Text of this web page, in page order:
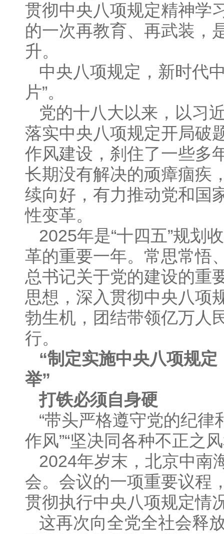
贯彻中央八项规定精神学
的一次再教育、再武装，
升。
中央八项规定，新时代
片”。
党的十八大以来，以习
落实中央八项规定开局破
作风建设，刹住了一些多
长期没有解决的顽瘴痼疾
续向好，有力推动党和国
性变革。
2025年是“十四五”规划
革的重要一年。常思常悟
总书记关于党的建设的重
思想，深入贯彻中央八项
勃生机，团结带领亿万人
行。
“制定实施中央八项规
举”
打铁必须自身硬
“带头严格遵守党的纪
作风”“坚决同各种不正之
2024年岁末，北京中南
会。会议的一项重要议程
贯彻执行中央八项规定情
这再次向全党全社会释